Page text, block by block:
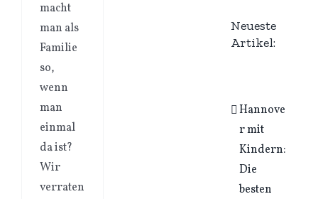
macht
man als
Familie
so,
wenn
man
einmal
da ist?
Wir
verraten
Neueste
Artikel:
Hannove
r mit
Kindern:
Die
besten